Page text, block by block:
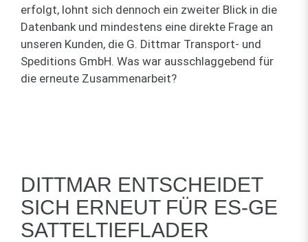
erfolgt, lohnt sich dennoch ein zweiter Blick in die
Datenbank und mindestens eine direkte Frage an
unseren Kunden, die G. Dittmar Transport- und
Speditions GmbH. Was war ausschlaggebend für
die erneute Zusammenarbeit?
DITTMAR ENTSCHEIDET
SICH ERNEUT FÜR ES-GE
SATTELTIEFLADER